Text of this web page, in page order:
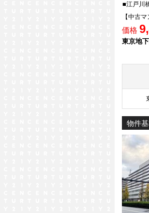
■江戸川
【中古
価格
東京地
物件